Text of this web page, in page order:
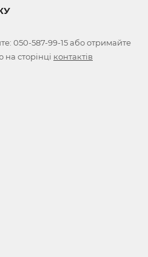
050-587-99-15або отримайте
на сторінці контактів